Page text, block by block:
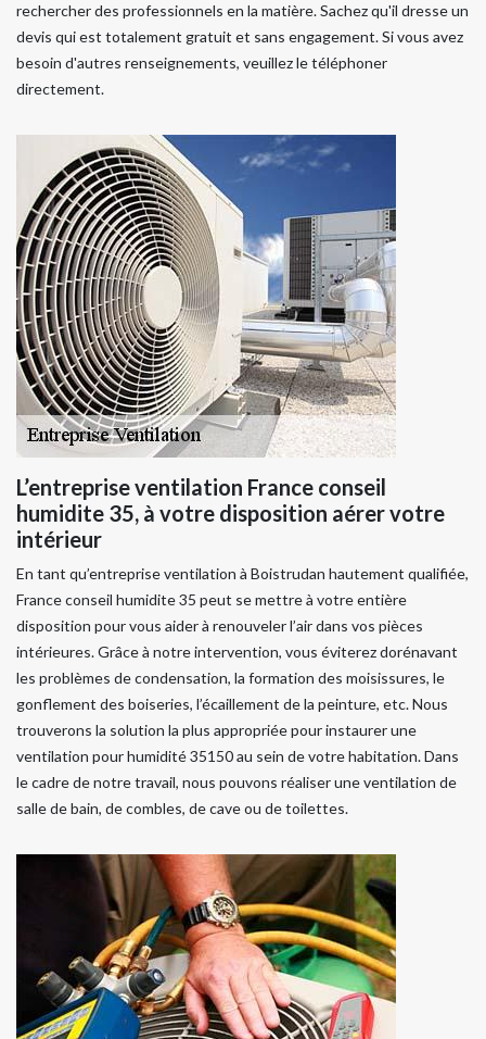
rechercher des professionnels en la matière. Sachez qu'il dresse un
devis qui est totalement gratuit et sans engagement. Si vous avez
besoin d'autres renseignements, veuillez le téléphoner
directement.
L’entreprise ventilation France conseil
humidite 35, à votre disposition aérer votre
intérieur
En tant qu’entreprise ventilation à Boistrudan hautement qualifiée,
France conseil humidite 35 peut se mettre à votre entière
disposition pour vous aider à renouveler l’air dans vos pièces
intérieures. Grâce à notre intervention, vous éviterez dorénavant
les problèmes de condensation, la formation des moisissures, le
gonflement des boiseries, l’écaillement de la peinture, etc. Nous
trouverons la solution la plus appropriée pour instaurer une
ventilation pour humidité 35150 au sein de votre habitation. Dans
le cadre de notre travail, nous pouvons réaliser une ventilation de
salle de bain, de combles, de cave ou de toilettes.